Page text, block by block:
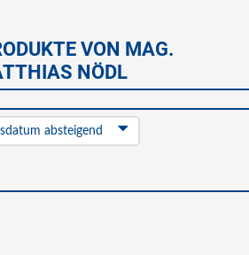
VON MAG.
NÖDL
absteigend